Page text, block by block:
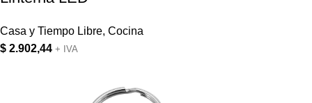
Casa y Tiempo Libre, Cocina
$ 2.902,44 + IVA